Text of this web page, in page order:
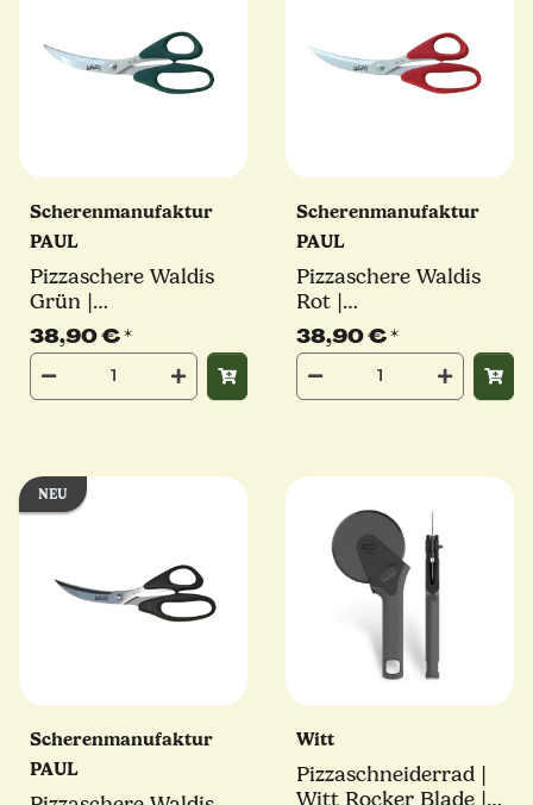
Scherenmanufaktur
PAUL
Pizzaschere Waldis
Grün |
Scherenmanufaktur
PAUL inkl.
Geschenkkarton
38,90 €*
Scherenmanufaktur
PAUL
Pizzaschere Waldis
Rot |
Scherenmanufaktur
PAUL inkl.
Geschenkkarton
38,90 €*
NEU
Scherenmanufaktur
PAUL
Witt
Pizzaschneiderrad |
Witt Rocker Blade |